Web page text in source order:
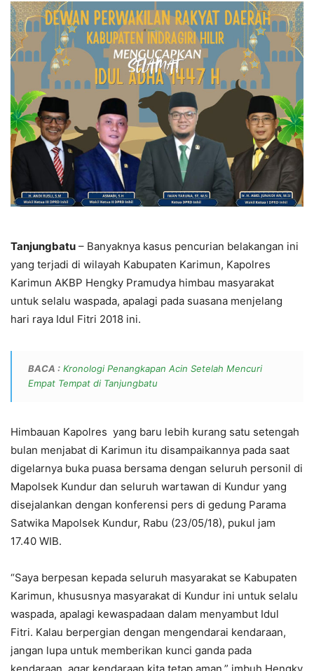
Tanjungbatu – Banyaknya kasus pencurian belakangan ini
yang terjadi di wilayah Kabupaten Karimun, Kapolres
Karimun AKBP Hengky Pramudya himbau masyarakat
untuk selalu waspada, apalagi pada suasana menjelang
hari raya Idul Fitri 2018 ini.
BACA : Kronologi Penangkapan Acin Setelah Mencuri
Empat Tempat di Tanjungbatu
Himbauan Kapolres yang baru lebih kurang satu setengah
bulan menjabat di Karimun itu disampaikannya pada saat
digelarnya buka puasa bersama dengan seluruh personil di
Mapolsek Kundur dan seluruh wartawan di Kundur yang
disejalankan dengan konferensi pers di gedung Parama
Satwika Mapolsek Kundur, Rabu (23/05/18), pukul jam
17.40 WIB.
“Saya berpesan kepada seluruh masyarakat se Kabupaten
Karimun, khususnya masyarakat di Kundur ini untuk selalu
waspada, apalagi kewaspadaan dalam menyambut Idul
Fitri. Kalau berpergian dengan mengendarai kendaraan,
jangan lupa untuk memberikan kunci ganda pada